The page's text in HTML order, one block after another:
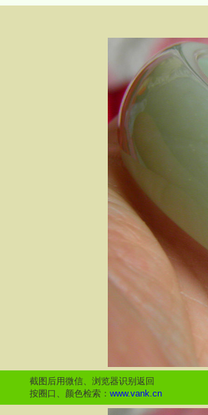
截图后用微信、浏览器识别返回
按圈口、颜色检索： www.vank.cn